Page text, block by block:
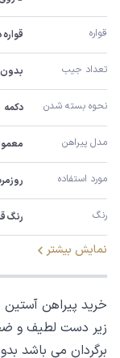
قواره قواره
تعداد جیب
نحوه بسته شدن دکمه
مدل پیراهن
مورد استفاده
رنگ رنگ
نمایش بیشتر
خرید پیراهن آستین
زیر دست لطیف و
برگردان می باشد